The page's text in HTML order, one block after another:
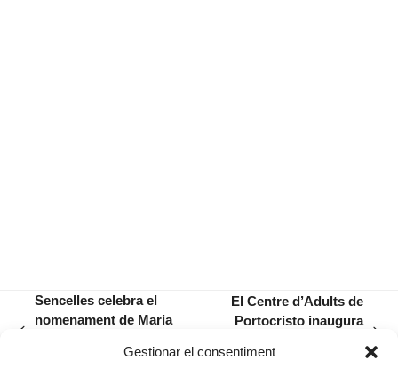
Gestionar el consentiment
Sencelles celebra el
nomenament de Maria
post:
El Centre d’Adults de
Portocristo inaugura